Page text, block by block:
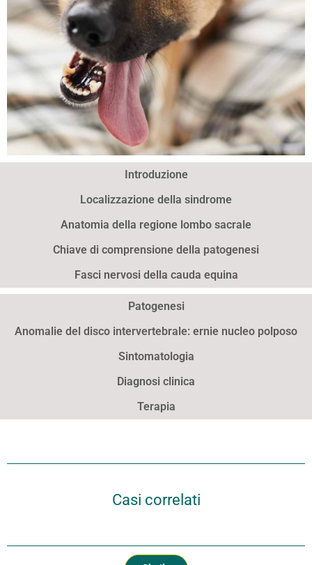
SINDROME DELLA
CAUDA EQUINA
Introduzione
Localizzazione della sindrome
Anatomia della regione lombo sacrale
Chiave di comprensione della patogenesi
Fasci nervosi della cauda equina
Patogenesi
Anomalie del disco intervertebrale: ernie nucleo polposo
Sintomatologia
Diagnosi clinica
Terapia
Casi correlati